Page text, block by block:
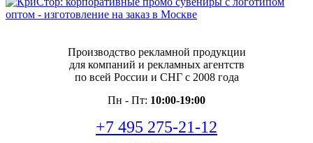
Производство рекламной продукции
для компаний и рекламных агентств
по всей России и СНГ с 2008 года
Пн - Пт: 10:00-19:00
+7 495 275-21-12